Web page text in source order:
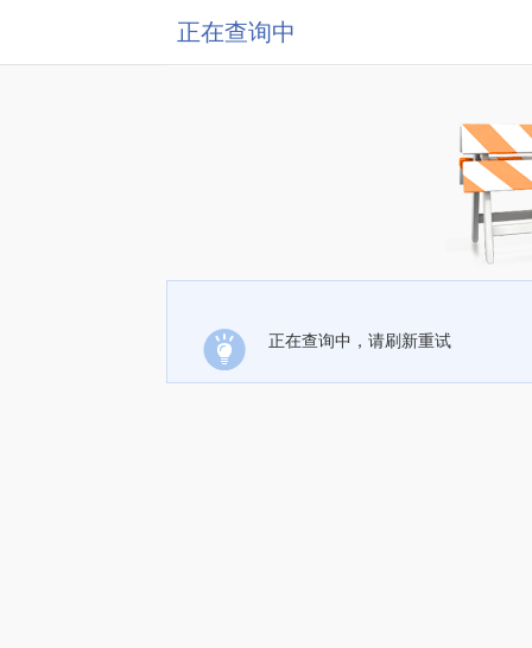
正在查询中
正在查询中，请刷新重试